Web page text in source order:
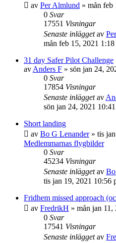
av Per Almlund » mån feb
0 Svar
17551 Visningar
Senaste inläggetav
mån feb 15, 2021
31 day Safer Pilot Challenge
av Anders F » sön jan 24,
0 Svar
17854 Visningar
Senaste inläggetav
sön jan 24, 2021
Short landing
av Bo G Lenander» tis
Medlemmarnas flygbilder
0 Svar
45234 Visningar
Senaste inläggetav
tis jan 19, 2021 10:56
Fridhem missed approach
av FredrikH » mån jan 11,
0 Svar
17541 Visningar
Senaste inläggetav